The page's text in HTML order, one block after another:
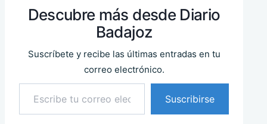
Descubre más desde Diario
Badajoz
Suscríbete y recibe las últimas entradas en tu
correo electrónico.
Escribe tu correo electrónico…
Suscribirse